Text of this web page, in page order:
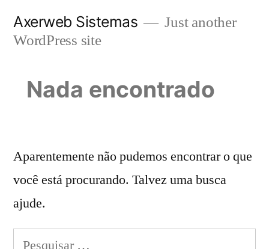
para
conteúdo
Axerweb Sistemas
Just another
WordPress site
Nada encontrado
Aparentemente não pudemos encontrar o que
você está procurando. Talvez uma busca
ajude.
Pesquisar